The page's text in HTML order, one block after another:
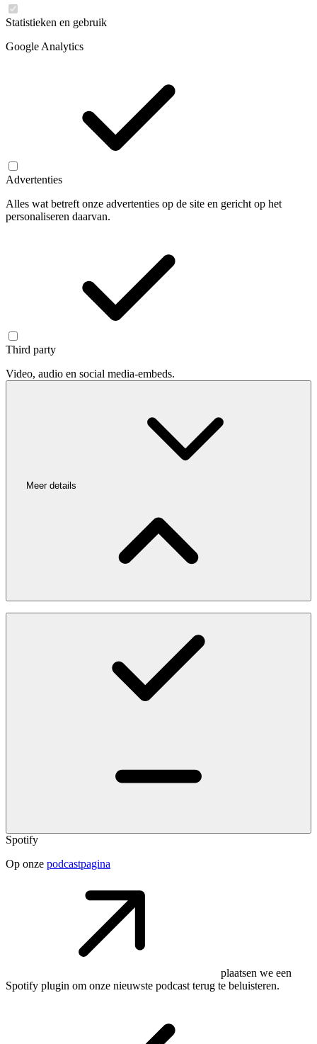
Statistieken en gebruik
Google Analytics
Advertenties
Alles wat betreft onze advertenties op de site en gericht op het
personaliseren daarvan.
Third party
Video, audio en social media-embeds.
Meer details
Spotify
Op onze podcastpagina
plaatsen we een
Spotify plugin om onze nieuwste podcast terug te beluisteren.